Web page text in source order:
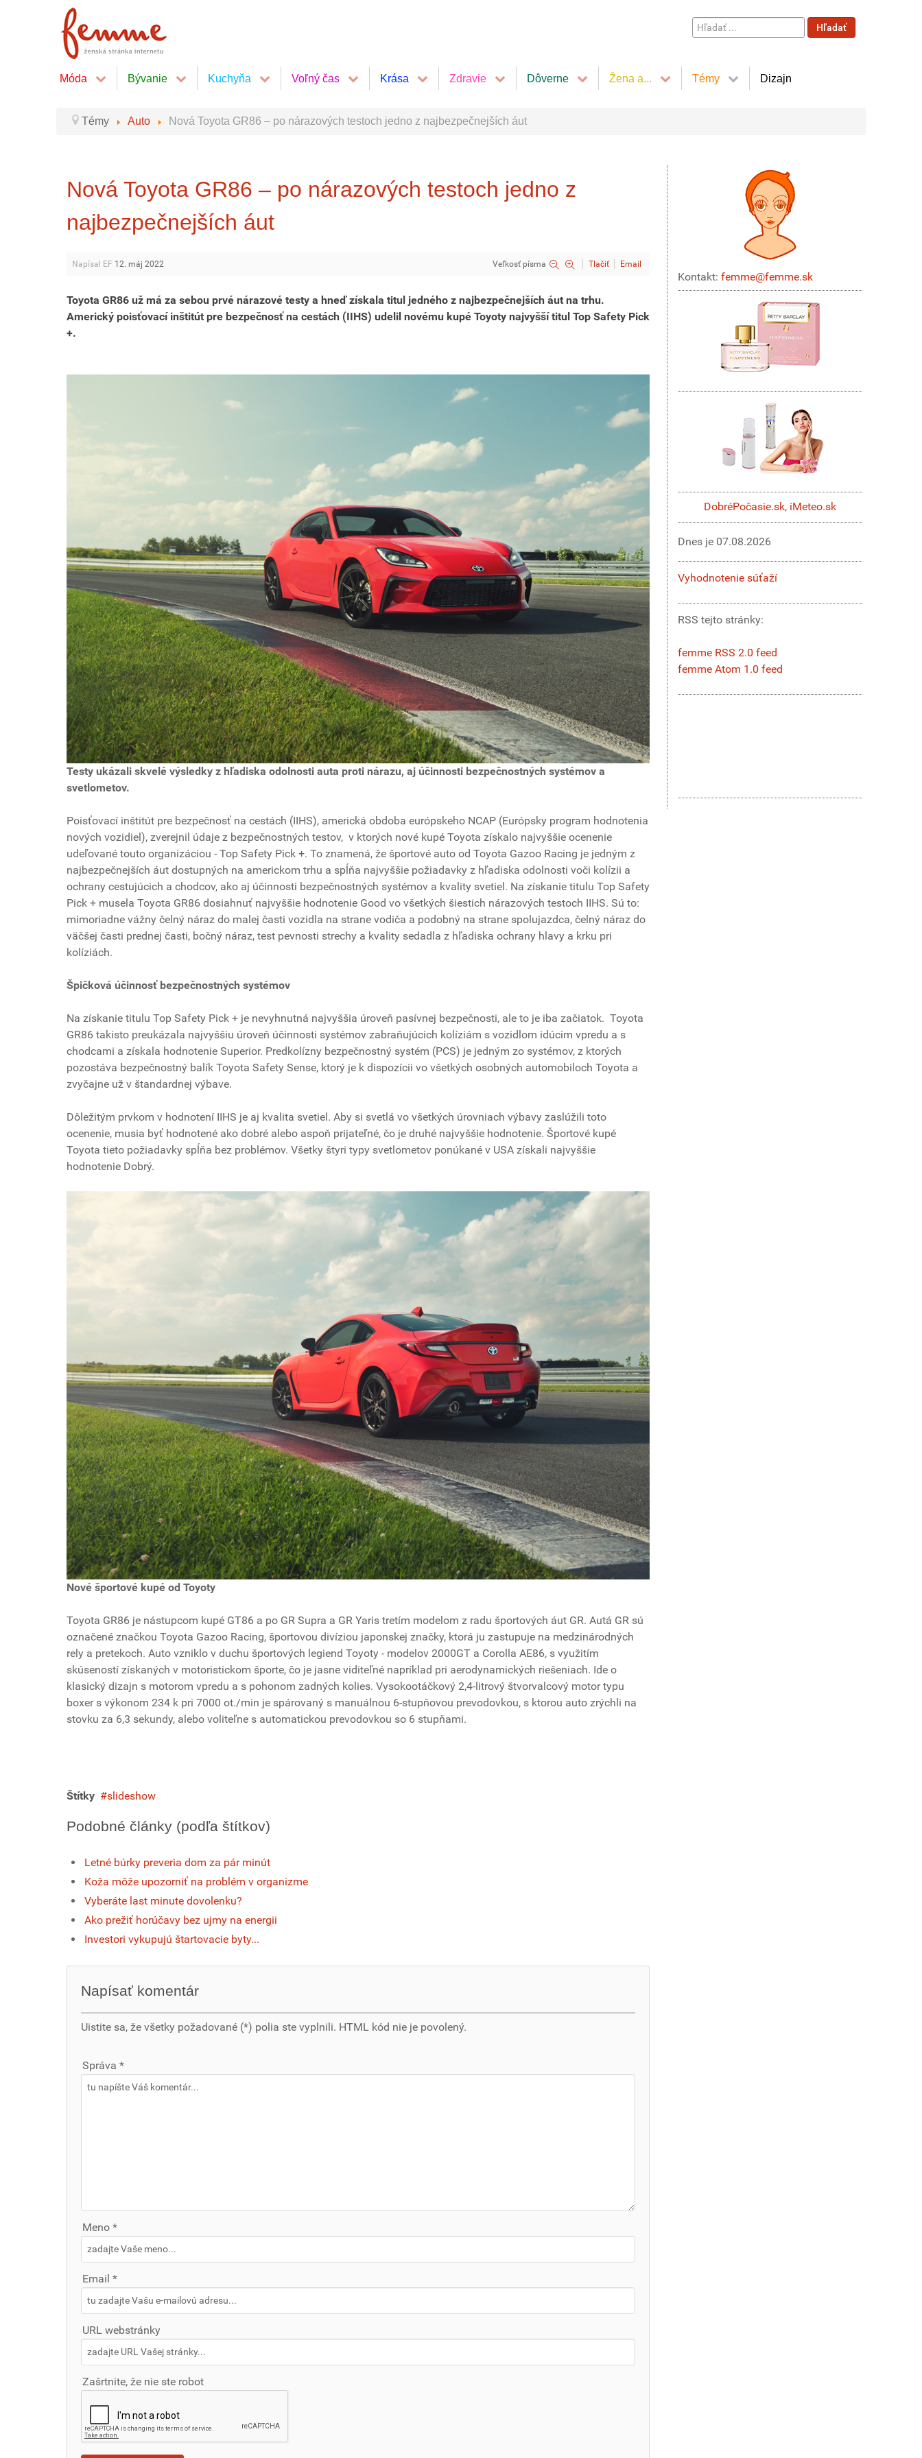
Hľadať
...
Hľadať
Móda Bývanie Kuchyňa Voľný čas Krása Zdravie Dôverne Žena a... Témy Dizajn
Témy Auto Nová Toyota GR86 – po nárazových testoch jedno z najbezpečnejších áut
Nová Toyota GR86 – po nárazových testoch jedno z
najbezpečnejších áut
Napísal EF 12. máj 2022 Veľkosť písma Tlačiť Email
Toyota GR86 už má za sebou prvé nárazové testy a hneď získala titul jedného z najbezpečnejších áut na trhu.
Americký poisťovací inštitút pre bezpečnosť na cestách (IIHS) udelil novému kupé Toyoty najvyšší titul Top Safety Pick
+.
Testy ukázali skvelé výsledky z hľadiska odolnosti auta proti nárazu, aj účinnosti bezpečnostných systémov a
svetlometov.
Poisťovací inštitút pre bezpečnosť na cestách (IIHS), americká obdoba európskeho NCAP (Európsky program hodnotenia
nových vozidiel), zverejnil údaje z bezpečnostných testov, v ktorých nové kupé Toyota získalo najvyššie ocenenie
udeľované touto organizáciou - Top Safety Pick +. To znamená, že športové auto od Toyota Gazoo Racing je jedným z
najbezpečnejších áut dostupných na americkom trhu a spĺňa najvyššie požiadavky z hľadiska odolnosti voči kolízii a
ochrany cestujúcich a chodcov, ako aj účinnosti bezpečnostných systémov a kvality svetiel. Na získanie titulu Top Safety
Pick + musela Toyota GR86 dosiahnuť najvyššie hodnotenie Good vo všetkých šiestich nárazových testoch IIHS. Sú to:
mimoriadne vážny čelný náraz do malej časti vozidla na strane vodiča a podobný na strane spolujazdca, čelný náraz do
väčšej časti prednej časti, bočný náraz, test pevnosti strechy a kvality sedadla z hľadiska ochrany hlavy a krku pri
kolíziách.
Špičková účinnosť bezpečnostných systémov
Na získanie titulu Top Safety Pick + je nevyhnutná najvyššia úroveň pasívnej bezpečnosti, ale to je iba začiatok. Toyota
GR86 takisto preukázala najvyššiu úroveň účinnosti systémov zabraňujúcich kolíziám s vozidlom idúcim vpredu a s
chodcami a získala hodnotenie Superior. Predkolízny bezpečnostný systém (PCS) je jedným zo systémov, z ktorých
pozostáva bezpečnostný balík Toyota Safety Sense, ktorý je k dispozícii vo všetkých osobných automobiloch Toyota a
zvyčajne už v štandardnej výbave.
Dôležitým prvkom v hodnotení IIHS je aj kvalita svetiel. Aby si svetlá vo všetkých úrovniach výbavy zaslúžili toto
ocenenie, musia byť hodnotené ako dobré alebo aspoň prijateľné, čo je druhé najvyššie hodnotenie. Športové kupé
Toyota tieto požiadavky spĺňa bez problémov. Všetky štyri typy svetlometov ponúkané v USA získali najvyššie
hodnotenie Dobrý.
Nové športové kupé od Toyoty
Toyota GR86 je nástupcom kupé GT86 a po GR Supra a GR Yaris tretím modelom z radu športových áut GR. Autá GR sú
označené značkou Toyota Gazoo Racing, športovou divíziou japonskej značky, ktorá ju zastupuje na medzinárodných
rely a pretekoch. Auto vzniklo v duchu športových legiend Toyoty - modelov 2000GT a Corolla AE86, s využitím
skúseností získaných v motoristickom športe, čo je jasne viditeľné napríklad pri aerodynamických riešeniach. Ide o
klasický dizajn s motorom vpredu a s pohonom zadných kolies. Vysokootáčkový 2,4-litrový štvorvalcový motor typu
boxer s výkonom 234 k pri 7000 ot./min je spárovaný s manuálnou 6-stupňovou prevodovkou, s ktorou auto zrýchli na
stovku za 6,3 sekundy, alebo voliteľne s automatickou prevodovkou so 6 stupňami.
Štítky slideshow
Podobné články (podľa štítkov)
Letné búrky preveria dom za pár minút
Koža môže upozorniť na problém v organizme
Vyberáte last minute dovolenku?
Ako prežiť horúčavy bez ujmy na energii
Investori vykupujú štartovacie byty...
Napísať komentár
Uistite sa, že všetky požadované (*) polia ste vyplnili. HTML kód nie je povolený.
Správa *
Meno *
Email *
URL webstránky
Zašrtnite, že nie ste robot
Kontakt: femme@femme.sk
DobréPočasie.sk, iMeteo.sk
Dnes je 07.08.2026
Vyhodnotenie súťaží
RSS tejto stránky:
femme RSS 2.0 feed
femme Atom 1.0 feed